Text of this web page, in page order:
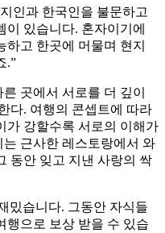
인과 한국인을 불문하고
있습니다. 혼자이기에
고 한곳에 머물며 현지
.”
곳에서 서로를 더 깊이
다. 여행의 콘셉트에 따라
가 강할수록 서로의 이해가
근사한 레스토랑에서 와
동안 잊고 지낸 사랑의 싹
밌습니다. 그동안 자식들
행으로 보상 받을 수 있습